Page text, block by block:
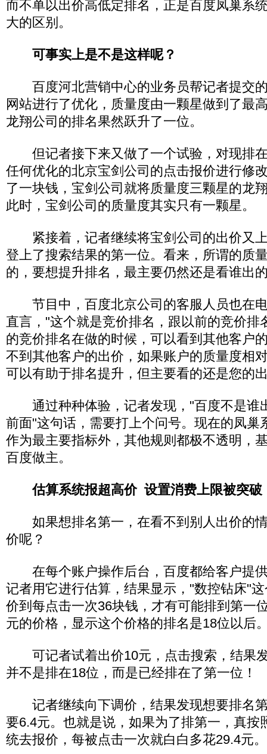
而不单以出价高低定排名，正是百度凤巢系
大的区别。
可事实上是不是这样呢？
百度河北营销中心的业务员帮记者提交
网站进行了优化，质量度由一颗星做到了最
龙翔公司的排名果然跃升了一位。
但记者接下来又做了一个试验，对现排
任何优化的北京宝剑公司的点击报价进行修
了一块钱，宝剑公司就将质量度三颗星的龙
此时，宝剑公司的质量度其实只有一颗星。
紧接着，记者继续将宝剑公司的出价又
登上了搜索结果的第一位。看来，所谓的质
的，要想提升排名，最主要仍然还是看谁出
节目中，百度北京公司的客服人员也在
直言，"这个就是竞价排名，跟以前的竞价排
的竞价排名在做的时候，可以看到其他客户
不到其他客户的出价，如果账户的质量度相
可以有助于排名提升，但主要看的还是您的
通过种种体验，记者发现，"百度不是谁
前面"这句话，需要打上个问号。现在的凤巢
作为最主要指标外，其他规则都极不透明，
百度做主。
估算系统报超高价 设置消费上限被突破
如果想排名第一，在看不到别人出价的
价呢？
在每个账户操作后台，百度都给客户提
记者用它进行估算，结果显示，"数控钻床"
价到每点击一次36块钱，才有可能排到第一
元的价格，显示这个价格的排名是18位以后
可记者试着出价10元，点击搜索，结果
并不是排在18位，而是已经排在了第一位！
记者继续向下调价，结果发现想要排名
要6.4元。也就是说，如果为了排第一，真按
统去报价，每被点击一次就白白多花29.4元。